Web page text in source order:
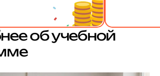
об учебной